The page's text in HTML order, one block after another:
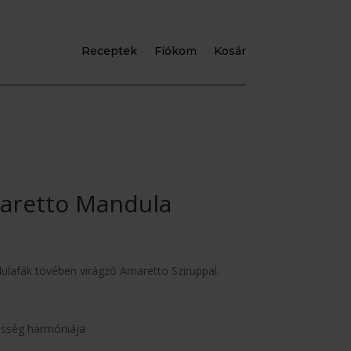
Receptek Fiókom Kosár
Mandula
tövében virágzó Amaretto Sziruppal.
harmóniája